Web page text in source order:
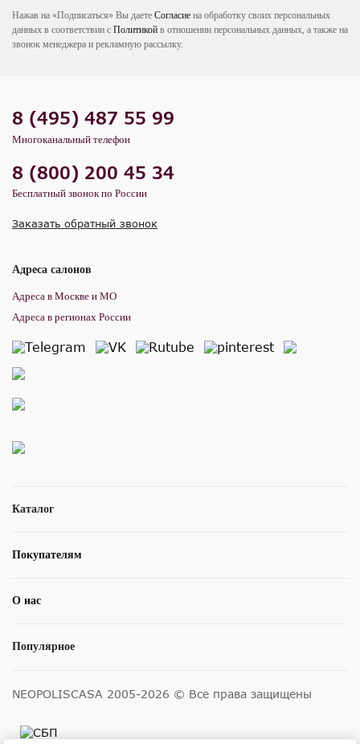
Нажав на «Подписаться» Вы даете Согласие на обработку своих персональных
данных в соответствии с Политикой в отношении персональных данных, а также на
звонок менеджера и рекламную рассылку.
Каталог
Покупателям
О нас
Популярное
8 (495) 487 55 99
Многоканальный телефон
8 (800) 200 45 34
Бесплатный звонок по России
Заказать обратный звонок
Адреса салонов
Адреса в Москве и МО
Адреса в регионах России
NEOPOLISCASA 2005-2026 © Все права защищены